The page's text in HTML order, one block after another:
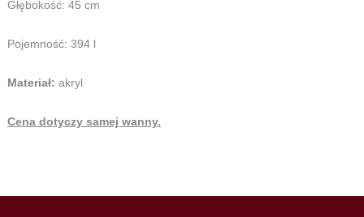
Głębokość: 45 cm
Pojemność: 394 l
Materiał: akryl
Cena dotyczy samej wanny.